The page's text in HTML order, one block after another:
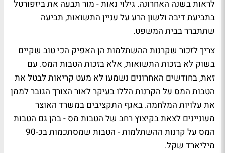
לראות בשנה האחרונה. גילוי נאות - מור תבעה את ביזפורטל
בתביעת דיבה ולשון הרע על עניין התשואות, תביעה
שתתברר בבית המשפט.
צריך לזכור שקרנות ההשתלמות הן האפיק הכי טוב שקיים
בשוק לא בזכות התשואות, אלא בזכות הטבות המס. עם
זאת, בחודשים האחרונים נשמעו לא מעט קריאות לבטל את
הטבות המס על הקרנות הללו בעיקר לאור הצורך הגובר לממן
את עלויות המלחמה. באגף התקציבים במשרד האוצר
מעוניינים לצאת בקיצוץ רחב של הטבות מס - בהן גם הטבות
המס על קרנות ההשתלמות - הטבות שמסתכמות בכ-90
מיליארד שקל.